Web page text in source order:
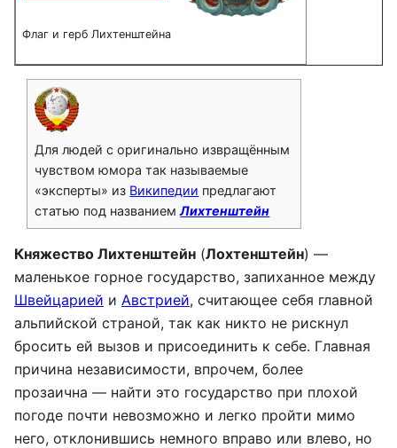
Флаг и герб Лихтенштейна
Для людей с оригинально извращённым
чувством юмора так называемые
«эксперты» из Википедии предлагают
статью под названиемЛихтенштейн
Княжество Лихтенштейн (Лохтенштейн) —
маленькое горное государство, запиханное между
Швейцарией и Австрией, считающее себя главной
альпийской страной, так как никто не рискнул
бросить ей вызов и присоединить к себе. Главная
причина независимости, впрочем, более
прозаична — найти это государство при плохой
погоде почти невозможно и легко пройти мимо
него, отклонившись немного вправо или влево, но